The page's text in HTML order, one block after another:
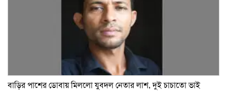
বাড়ির পাশের ডোবায় মিললো যুবদল নেতার লাশ, দুই চাচাতো ভাই